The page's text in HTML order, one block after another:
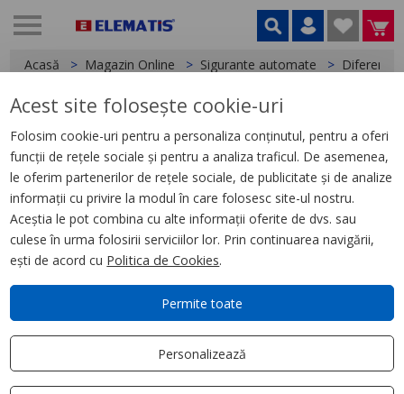
Acasă Magazin Online Sigurante automate
< Diferentiale
Easy9 Intreruptor diferential 2P
AC 30 mA 40A
Acest site folosește cookie-uri
Folosim cookie-uri pentru a personaliza conținutul, pentru a oferi
funcții de rețele sociale și pentru a analiza traficul. De asemenea,
le oferim partenerilor de rețele sociale, de publicitate și de analize
informații cu privire la modul în care folosesc site-ul nostru.
Aceștia le pot combina cu alte informații oferite de dvs. sau
culese în urma folosirii serviciilor lor. Prin continuarea navigării,
ești de acord cu Politica de Cookies.
Permite toate
Personalizează